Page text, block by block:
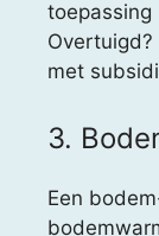
toepassing
Overtuigd?
met
3.
Een